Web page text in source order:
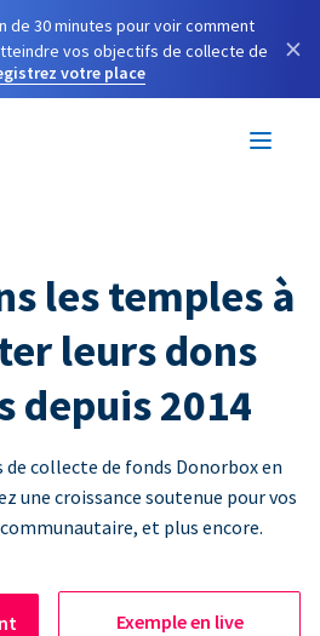
de 30 minutes pour voir comment
vos objectifs de collecte de
votre place
×
les temples à
leurs dons
depuis 2014
de collecte de fonds Donorbox en
une croissance soutenue pour vos
et plus encore.
Exemple en live